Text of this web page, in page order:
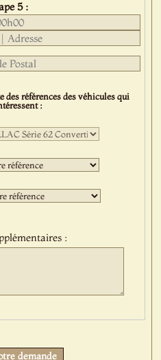
5 :
références des véhicules qui
:
:
demande